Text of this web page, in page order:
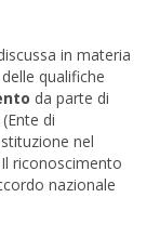
in materia
qualifiche
da parte di
di
nel
riconoscimento
nazionale